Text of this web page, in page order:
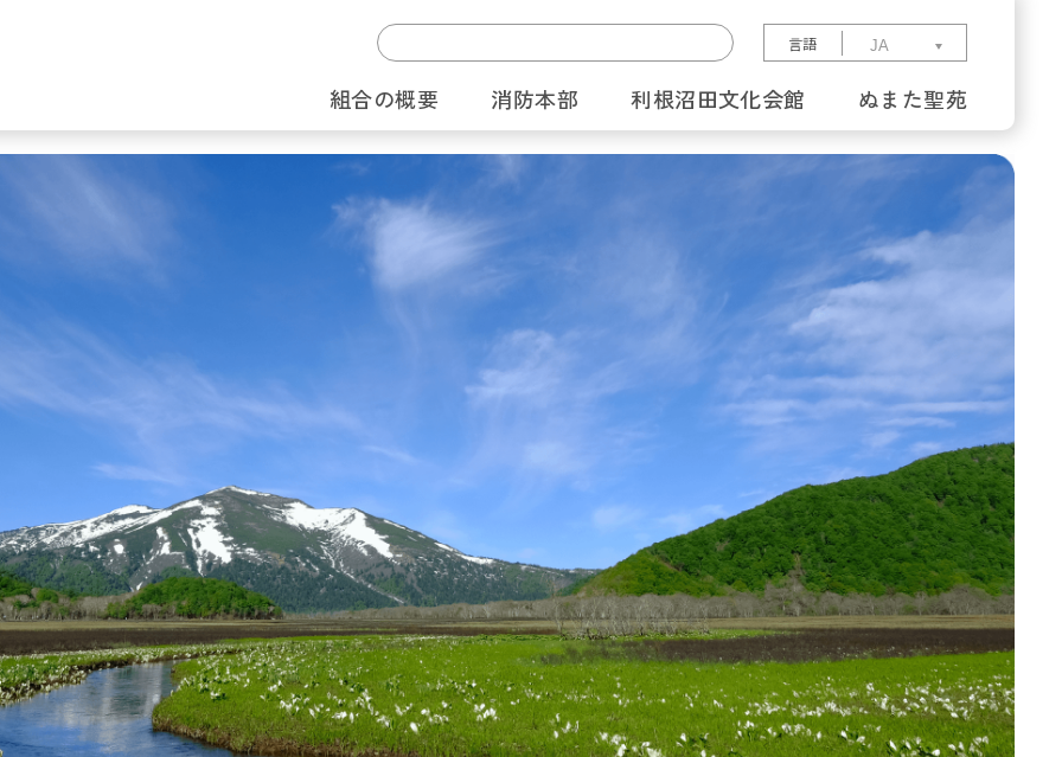
言語
組合の概要 消防本部 利根沼田文化会館 ぬまた聖苑